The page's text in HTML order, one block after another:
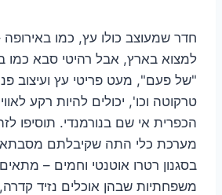
חדר שמעוצב כולו עץ, כמו
למצוא בארץ, אבל רהיטי סבא כמו
"של פעם", מעט פריטי עץ ועיצוב
טרקוטה וכו', יכולים להיות רקע
הכפרית אי שם בנורמנדי. תוסיפו
מערכת כלי התה שקיבלתם מסבתא,
בסגנון רטרו אוטנטי וחמים –
משפחתיות שבהן אוכלים נזיד